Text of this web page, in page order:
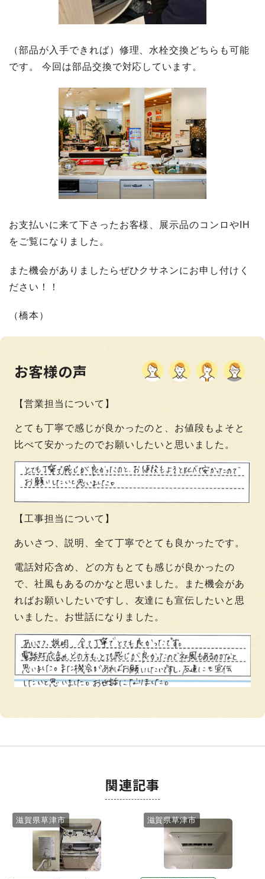
（部品が入手できれば）修理、水栓交換どちらも可能
です。 今回は部品交換で対応しています。
お支払いに来て下さったお客様、展示品のコンロやIH
をご覧になりました。
また機会がありましたらぜひクサネンにお申し付けく
ださい！！
（橋本）
お客様の声
【営業担当について】
とても丁寧で感じが良かったのと、お値段もよそと
比べて安かったのでお願いしたいと思いました。
【工事担当について】
あいさつ、説明、全て丁寧でとても良かったです。
電話対応含め、どの方もとても感じが良かったの
で、社風もあるのかなと思いました。また機会があ
ればお願いしたいですし、友達にも宣伝したいと思
いました。お世話になりました。
関連記事
滋賀県草津市 滋賀県草津市